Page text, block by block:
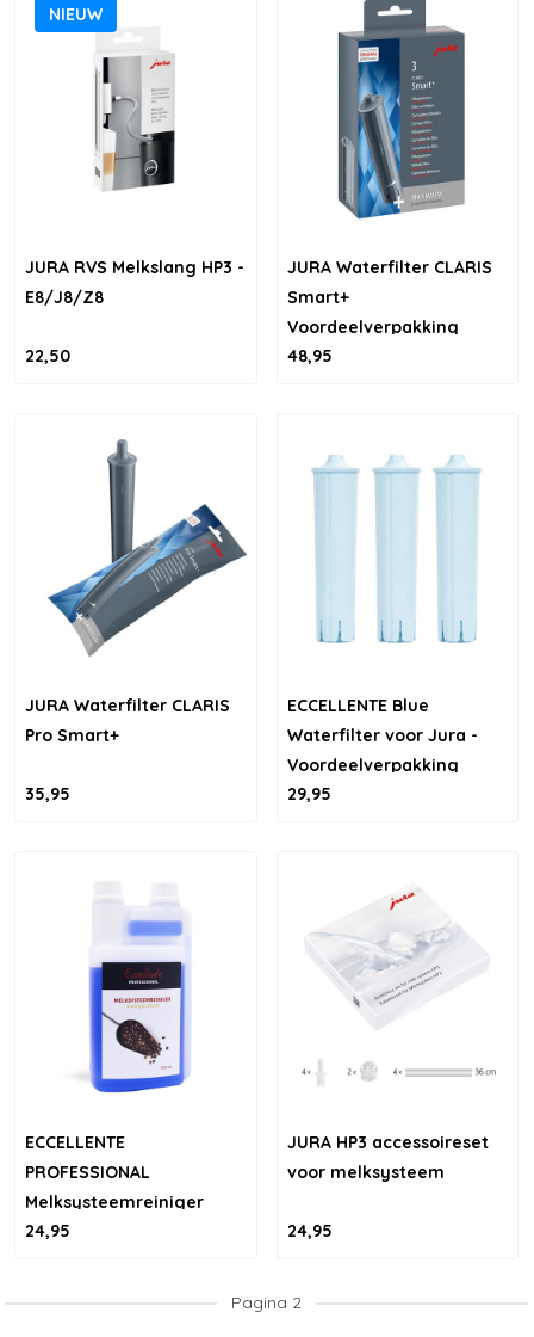
NIEUW
JURA RVS Melkslang HP3 -
E8/J8/Z8
22,50
JURA Waterfilter CLARIS
Smart+
Voordeelverpakking
48,95
JURA Waterfilter CLARIS
Pro Smart+
35,95
ECCELLENTE Blue
Waterfilter voor Jura -
Voordeelverpakking
29,95
ECCELLENTE
PROFESSIONAL
Melksysteemreiniger
voor Jura - 1000ml
24,95
JURA HP3 accessoireset
voor melksysteem
24,95
Pagina 2